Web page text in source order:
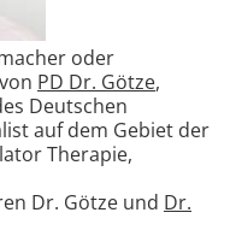
oder
PD Dr. Götze,
Deutschen
auf dem Gebiet der
Therapie,
Dr. Götze und Dr.